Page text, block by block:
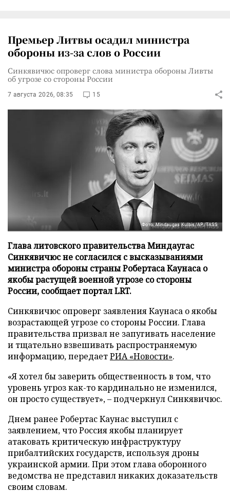
Премьер Литвы осадил министра
обороны из-за слов о России
Синкявичюс опроверг слова министра обороны Ливты
об угрозе со стороны России
7 августа 2026, 08:35 15
Фото: Mindaugas Kulbis/AP/TASS
Глава литовского правительства Миндаугас
Синкявичюс не согласился с высказываниями
министра обороны страны Робертаса Каунаса о
якобы растущей военной угрозе со стороны
России, сообщает портал LRT.
Синкявичюс опроверг заявления Каунаса о якобы
возрастающей угрозе со стороны России. Глава
правительства призвал не запугивать население
и тщательно взвешивать распространяемую
информацию, передаетРИА «Новости».
«Я хотел бы заверить общественность в том, что
уровень угроз как-то кардинально не изменился,
он просто существует», – подчеркнул Синкявичюс.
Днем ранее Робертас Каунас выступил с
заявлением, что Россия якобы планирует
атаковать критическую инфраструктуру
прибалтийских государств, используя дроны
украинской армии. При этом глава оборонного
ведомства не представил никаких доказательств
своим словам.